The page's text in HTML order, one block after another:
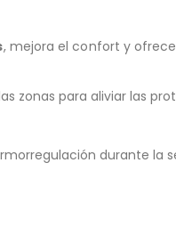
, mejora el confort y
zonas para aliviar las
durante